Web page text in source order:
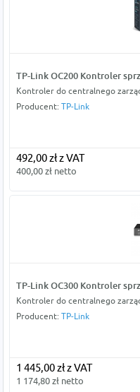
TP-Link OC200 Kontroler
Kontroler do centralnego
Producent: TP-Link
492,00 zł z VAT
400,00 zł netto
TP-Link OC300 Kontroler
Kontroler do centralnego
Producent: TP-Link
1 445,00 zł z VAT
1 174,80 zł netto